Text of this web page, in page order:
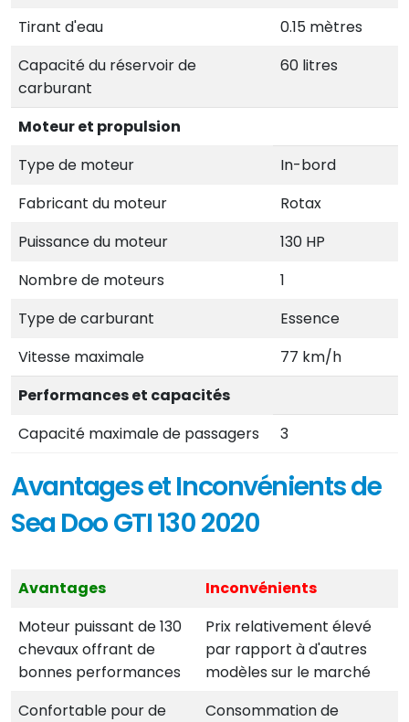
Tirant d'eau
0.15 mètres
Capacité du réservoir de
carburant
60 litres
Moteur et propulsion
Type de moteur
In-bord
Fabricant du moteur
Rotax
Puissance du moteur
130 HP
Nombre de moteurs
1
Type de carburant
Essence
Vitesse maximale
77 km/h
Performances et capacités
Capacité maximale de passagers
3
Avantages et Inconvénients de
Sea Doo GTI 130 2020
Avantages
Inconvénients
Moteur puissant de 130
chevaux offrant de
bonnes performances
Prix relativement élevé
par rapport à d'autres
modèles sur le marché
Confortable pour de
Consommation de